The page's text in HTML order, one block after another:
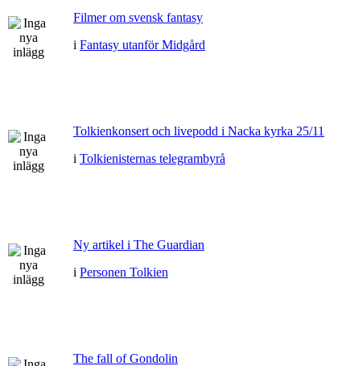
Filmer om svensk fantasy
i Fantasy utanför Midgård
Tolkienkonsert och livepodd i Nacka kyrka 25/11
i Tolkienisternas telegrambyrå
Ny artikel i The Guardian
i Personen Tolkien
The fall of Gondolin